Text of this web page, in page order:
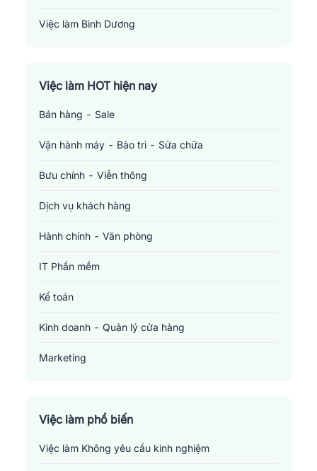
Việc làm Bình Dương
Việc làm TP. Hồ Chí Minh
Việc làm Cần Thơ
Việc làm HOT hiện nay
Bán hàng - Sale
Vận hành máy - Bảo trì - Sửa chữa
Bưu chính - Viễn thông
Dịch vụ khách hàng
Hành chính - Văn phòng
IT Phần mềm
Kế toán
Kinh doanh - Quản lý cửa hàng
Marketing
Tài chính - Đầu tư - Chứng khoán
Xây dựng
Việc làm phổ biến
Việc làm Không yêu cầu kinh nghiệm